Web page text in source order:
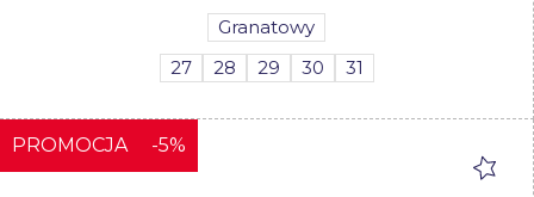
Granatowy
27
28 29 30 31
PROMOCJA -5%